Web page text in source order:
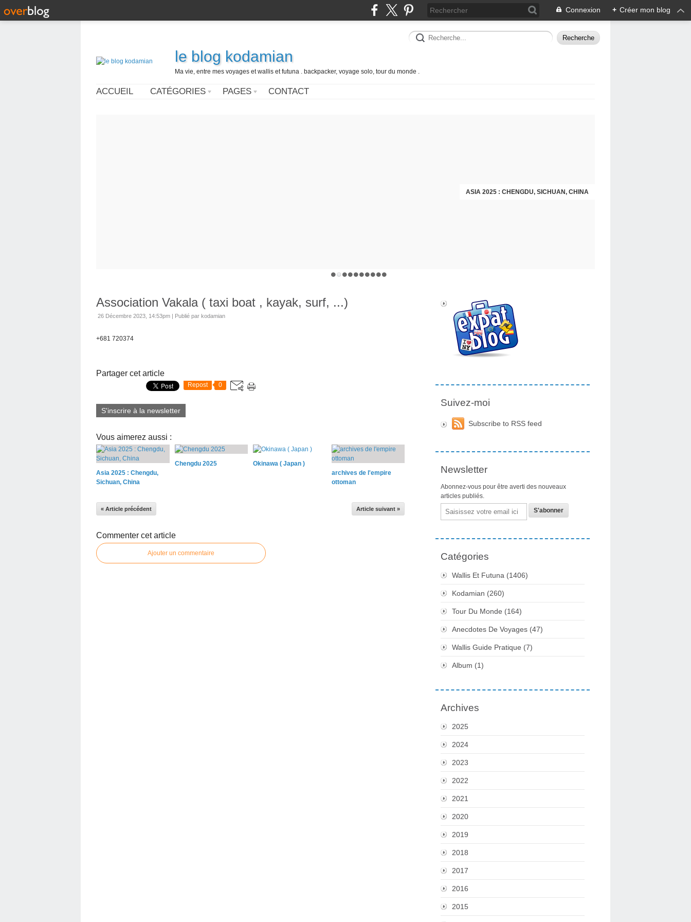
Connexion + Créer mon blog
le blog kodamian
Ma vie, entre mes voyages et wallis et futuna . backpacker, voyage solo, tour du monde .
ACCUEIL CATÉGORIES PAGES CONTACT
ASIA 2025 : CHENGDU, SICHUAN, CHINA
CHENGDU 2025
Association Vakala ( taxi boat , kayak, surf, ...)
26 Décembre 2023, 14:53pm | Publié par kodamian
+681 720374
Partager cet article
Repost 0
S'inscrire à la newsletter
Vous aimerez aussi :
Asia 2025 : Chengdu,
Sichuan, China
Chengdu 2025
Okinawa ( Japan )
archives de l'empire
ottoman
« Article précédent Article suivant »
Commenter cet article
Ajouter un commentaire
Suivez-moi
Subscribe to RSS feed
Newsletter
Abonnez-vous pour être averti des nouveaux
articles publiés.
Email
Catégories
Wallis Et Futuna (1406)
Kodamian (260)
Tour Du Monde (164)
Anecdotes De Voyages (47)
Wallis Guide Pratique (7)
Album (1)
Archives
2025
2024
2023
2022
2021
2020
2019
2018
2017
2016
2015